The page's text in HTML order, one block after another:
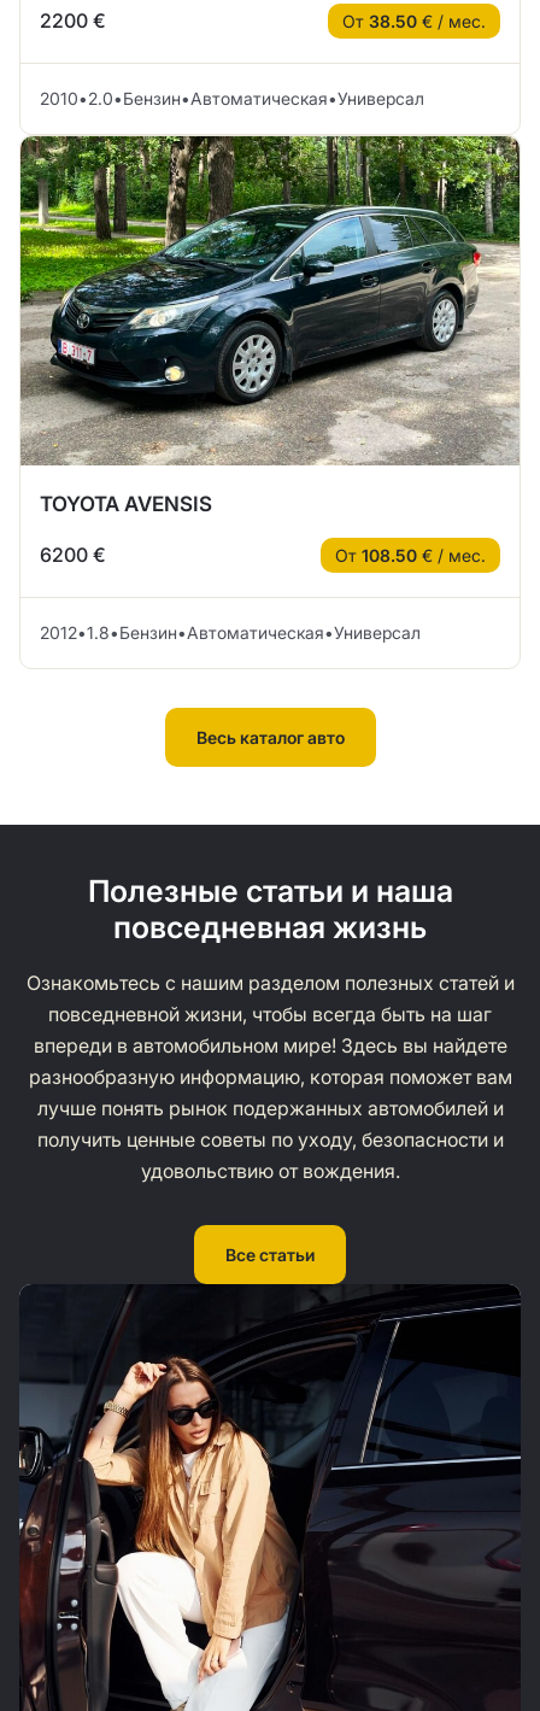
2200 € От 38.50 € / мес.
2010•2.0•Бензин•Автоматическая•Универсал
TOYOTA AVENSIS
6200 € От 108.50 € / мес.
2012•1.8•Бензин•Автоматическая•Универсал
Весь каталог авто
Полезные статьи и наша
повседневная жизнь
Ознакомьтесь с нашим разделом полезных статей и
повседневной жизни, чтобы всегда быть на шаг
впереди в автомобильном мире! Здесь вы найдете
разнообразную информацию, которая поможет вам
лучше понять рынок подержанных автомобилей и
получить ценные советы по уходу, безопасности и
удовольствию от вождения.
Все статьи